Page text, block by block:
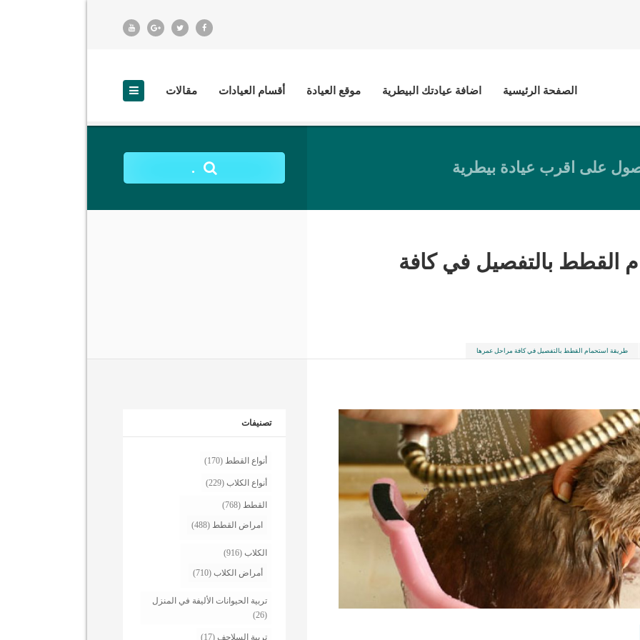
الصفحة الرئيسية اضافة عيادتك البيطرية موقع العيادة أقسام العيادات مقالات
على اقرب عيادة بيطرية .
القطط بالتفصيل في كافة
طريقة استحمام القطط بالتفصيل في كافة مراحل عمرها
تصنيفات
أنواع القطط (170)
أنواع الكلاب (229)
القطط (768)
امراض القطط (488)
الكلاب (916)
أمراض الكلاب (710)
تربية الحيوانات الأليفة في المنزل
(26)
تربية السلاحف (17)